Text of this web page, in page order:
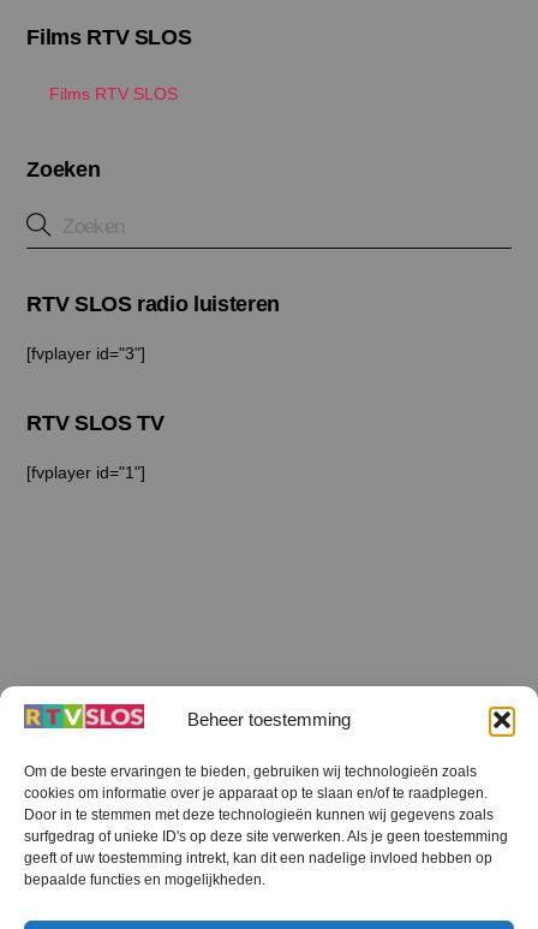
Beheer toestemming
Om de beste ervaringen te bieden, gebruiken wij technologieën zoals
cookies om informatie over je apparaat op te slaan en/of te raadplegen.
Door in te stemmen met deze technologieën kunnen wij gegevens zoals
surfgedrag of unieke ID's op deze site verwerken. Als je geen toestemming
geeft of uw toestemming intrekt, kan dit een nadelige invloed hebben op
bepaalde functies en mogelijkheden.
Films RTV SLOS
Films RTV SLOS
Zoeken
RTV SLOS radio luisteren
[fvplayer id="3"]
RTV SLOS TV
[fvplayer id="1"]
Terug
naar
boven
RTV SLOS